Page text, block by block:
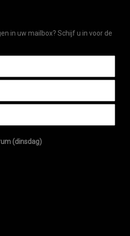
in uw mailbox? Schijf u in voor de
(dinsdag)